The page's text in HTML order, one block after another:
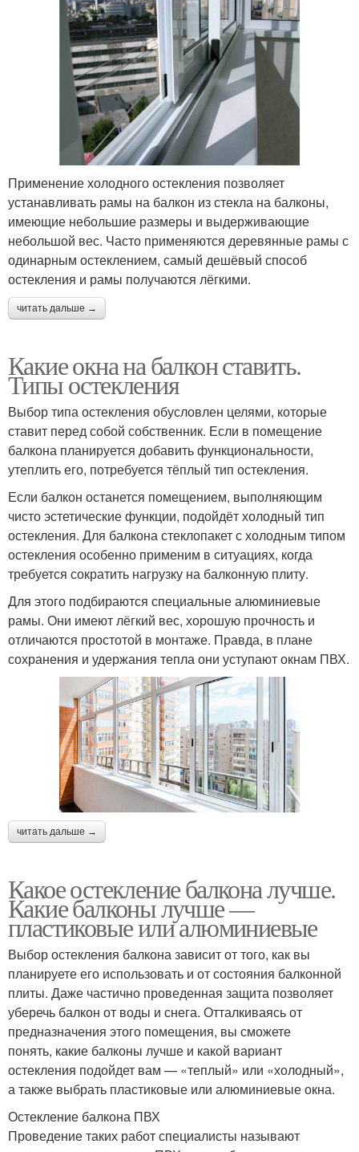
Применение холодного остекления позволяет
устанавливать рамы на балкон из стекла на балконы,
имеющие небольшие размеры и выдерживающие
небольшой вес. Часто применяются деревянные рамы с
одинарным остеклением, самый дешёвый способ
остекления и рамы получаются лёгкими.
читать дальше →
Какие окна на балкон ставить.
Типы остекления
Выбор типа остекления обусловлен целями, которые
ставит перед собой собственник. Если в помещение
балкона планируется добавить функциональности,
утеплить его, потребуется тёплый тип остекления.
Если балкон останется помещением, выполняющим
чисто эстетические функции, подойдёт холодный тип
остекления. Для балкона стеклопакет с холодным типом
остекления особенно применим в ситуациях, когда
требуется сократить нагрузку на балконную плиту.
Для этого подбираются специальные алюминиевые
рамы. Они имеют лёгкий вес, хорошую прочность и
отличаются простотой в монтаже. Правда, в плане
сохранения и удержания тепла они уступают окнам ПВХ.
читать дальше →
Какое остекление балкона лучше.
Какие балконы лучше —
пластиковые или алюминиевые
Выбор остекления балкона зависит от того, как вы
планируете его использовать и от состояния балконной
плиты. Даже частично проведенная защита позволяет
уберечь балкон от воды и снега. Отталкиваясь от
предназначения этого помещения, вы сможете
понять, какие балконы лучше и какой вариант
остекления подойдет вам — «теплый» или «холодный»,
а также выбрать пластиковые или алюминиевые окна.
Остекление балкона ПВХ
Проведение таких работ специалисты называют